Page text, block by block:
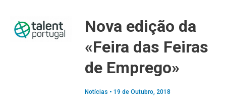
Nova edição da
«Feira das Feiras
de Emprego»
Notícias • 19 de Outubro, 2018